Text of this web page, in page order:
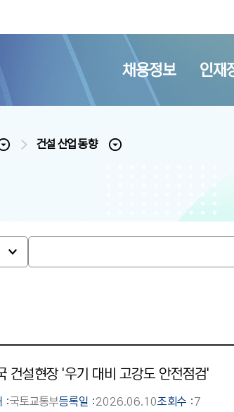
채용정보 인재
건설 산업 동향
건설현장 '우기 대비 고강도 안전점검'
:국토교통부등록일 :2026.06.10조회수 :7